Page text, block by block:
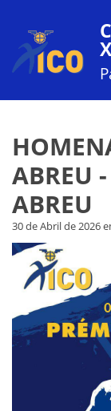
ABREU
ABREU
30 de Abril de 2026